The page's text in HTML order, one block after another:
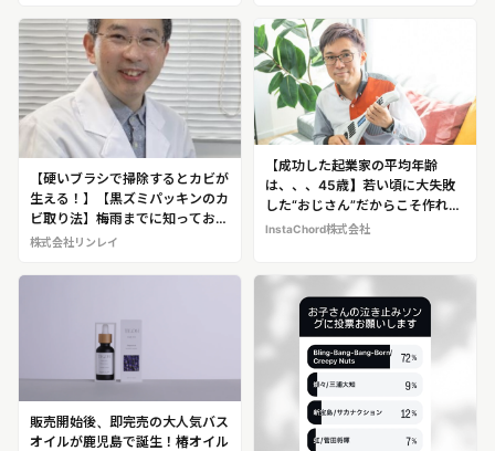
じわら・ちあき）
【硬いブラシで掃除するとカビが
生える！】【黒ズミパッキンのカ
ビ取り法】梅雨までに知っておき
たい風呂場のカビ対策法を伝授！
士” 藤田憲一（ふじた・けんい
株式会社リンレイ
【成功した起業家の平均年齢
は、、、45歳】若い頃に大失敗
した“おじさん”だからこそ作れた
人気電子楽器！世界が認めた電子
InstaChord株式会社
販売開始後、即完売の大人気バス
オイルが鹿児島で誕生！椿オイル